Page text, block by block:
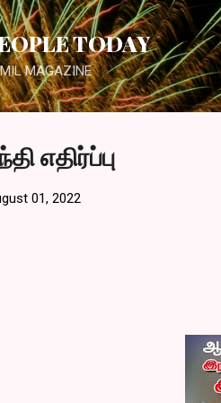
TODAY
MAGAZINE
எதிர்ப்பு
01, 2022